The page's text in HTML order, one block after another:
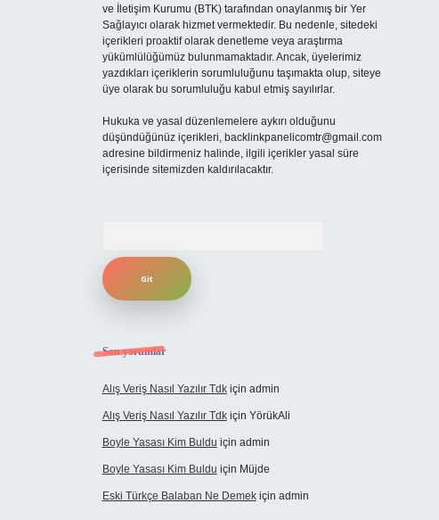
ve İletişim Kurumu (BTK) tarafından onaylanmış bir Yer
Sağlayıcı olarak hizmet vermektedir. Bu nedenle, sitedeki
içerikleri proaktif olarak denetleme veya araştırma
yükümlülüğümüz bulunmamaktadır. Ancak, üyelerimiz
yazdıkları içeriklerin sorumluluğunu taşımakta olup, siteye
üye olarak bu sorumluluğu kabul etmiş sayılırlar.
Hukuka ve yasal düzenlemelere aykırı olduğunu
düşündüğünüz içerikleri, backlinkpanelicomtr@gmail.com
adresine bildirmeniz halinde, ilgili içerikler yasal süre
içerisinde sitemizden kaldırılacaktır.
Son yorumlar
Alış Veriş Nasıl Yazılır Tdkiçin admin
Alış Veriş Nasıl Yazılır Tdkiçin YörükAli
Boyle Yasası Kim Buldu için admin
Boyle Yasası Kim Buldu için Müjde
Eski Türkçe Balaban Ne Demekiçin admin